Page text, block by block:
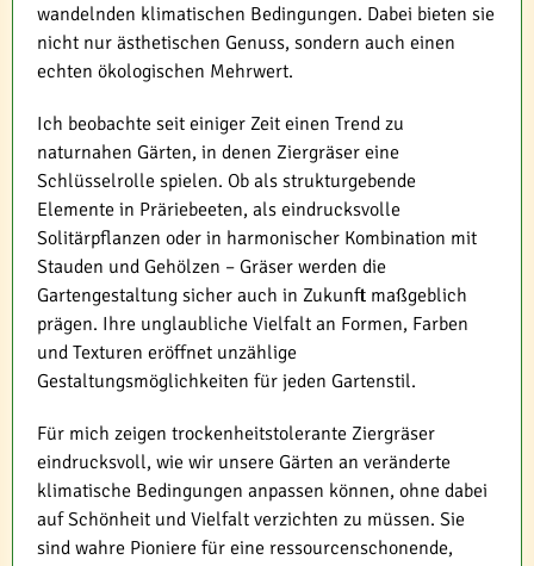
wandelnden klimatischen Bedingungen. Dabei bieten sie
nicht nur ästhetischen Genuss, sondern auch einen
echten ökologischen Mehrwert.
Ich beobachte seit einiger Zeit einen Trend zu
naturnahen Gärten, in denen Ziergräser eine
Schlüsselrolle spielen. Ob als strukturgebende
Elemente in Präriebeeten, als eindrucksvolle
Solitärpflanzen oder in harmonischer Kombination mit
Stauden und Gehölzen – Gräser werden die
Gartengestaltung sicher auch in Zukunft maßgeblich
prägen. Ihre unglaubliche Vielfalt an Formen, Farben
und Texturen eröffnet unzählige
Gestaltungsmöglichkeiten für jeden Gartenstil.
Für mich zeigen trockenheitstolerante Ziergräser
eindrucksvoll, wie wir unsere Gärten an veränderte
klimatische Bedingungen anpassen können, ohne dabei
auf Schönheit und Vielfalt verzichten zu müssen. Sie
sind wahre Pioniere für eine ressourcenschonende,